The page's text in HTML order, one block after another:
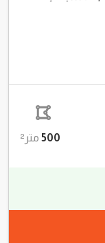
500 متر²